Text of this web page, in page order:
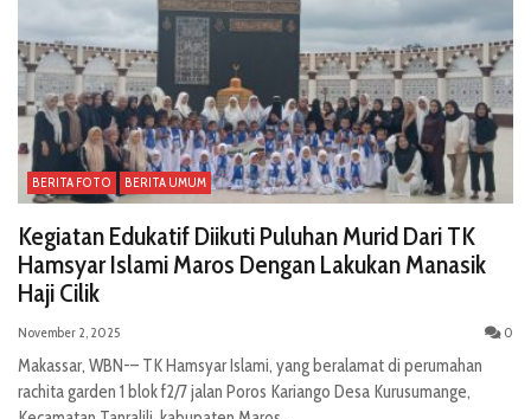
BERITA FOTO BERITA UMUM
Kegiatan Edukatif Diikuti Puluhan Murid Dari TK
Hamsyar Islami Maros Dengan Lakukan Manasik
Haji Cilik
November 2, 2025 0
Makassar, WBN-– TK Hamsyar Islami, yang beralamat di perumahan
rachita garden 1 blok f2/7 jalan Poros Kariango Desa Kurusumange,